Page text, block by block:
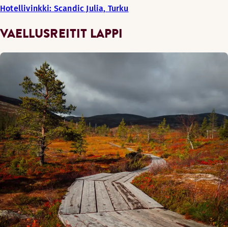
Hotellivinkki: Scandic Julia, Turku
VAELLUSREITIT LAPPI